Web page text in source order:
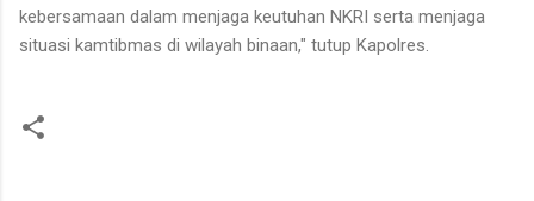
kebersamaan dalam menjaga keutuhan NKRI serta menjaga
situasi kamtibmas di wilayah binaan," tutup Kapolres.